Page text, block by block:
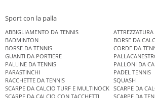
Sport con la palla
ABBIGLIAMENTO DA TENNIS
ATTREZZATURA
BADMINTON
BORSE DA
BORSE DA TENNIS
CORDE DA
GUANTI DA PORTIERE
PALLINE DA TENNIS
PALLONI DA
PARASTINCHI
PADEL TENNIS
RACCHETTE DA TENNIS
SQUASH
SCARPE DA CALCIO TURF E MULTINOCK SCARPE DA
SCARPE DA CALCIO CON TACCHETTI
SCARPE DA